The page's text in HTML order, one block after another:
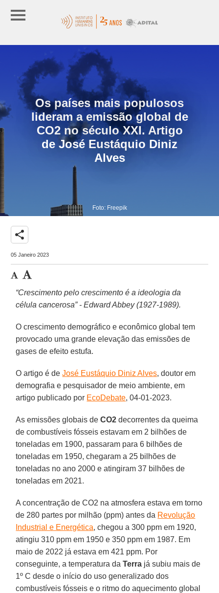
Os países mais populosos
lideram a emissão global de
CO2 no século XXI. Artigo
de José Eustáquio Diniz
Alves
Foto: Freepik
share
05 Janeiro 2023
“Crescimento pelo crescimento é a ideologia da
célula cancerosa” - Edward Abbey (1927-1989).
O crescimento demográfico e econômico global tem
provocado uma grande elevação das emissões de
gases de efeito estufa.
O artigo é deJosé Eustáquio Diniz Alves, doutor em
demografia e pesquisador de meio ambiente, em
artigo publicado por EcoDebate, 04-01-2023.
As emissões globais deCO2 decorrentes da queima
de combustíveis fósseis estavam em 2 bilhões de
toneladas em 1900, passaram para 6 bilhões de
toneladas em 1950, chegaram a 25 bilhões de
toneladas no ano 2000 e atingiram 37 bilhões de
toneladas em 2021.
A concentração de CO2 na atmosfera estava em torno
de 280 partes por milhão (ppm) antes da Revolução
Industrial e Energética, chegou a 300 ppm em 1920,
atingiu 310 ppm em 1950 e 350 ppm em 1987. Em
maio de 2022 já estava em 421 ppm. Por
conseguinte, a temperatura daTerra já subiu mais de
1º C desde o início do uso generalizado dos
combustíveis fósseis e o ritmo do aquecimento global